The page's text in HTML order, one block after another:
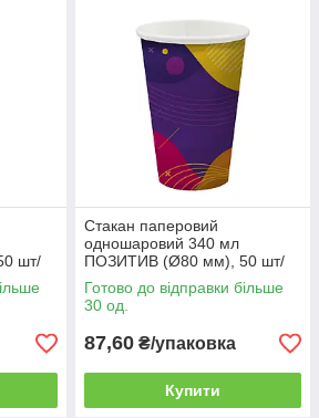
шт/
Стакан паперовий
одношаровий 340 мл
ПОЗИТИВ (Ø80 мм), 50 шт/
уп. (50 уп./ящик)
Готово до відправки більше
30 од.
87,60 ₴/упаковка
Купити